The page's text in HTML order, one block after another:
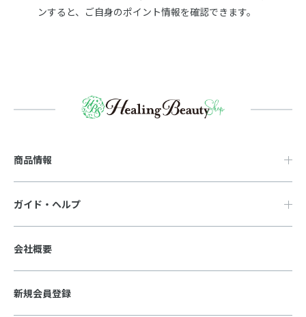
ンすると、ご自身のポイント情報を確認できます。
商品情報
ガイド・ヘルプ
会社概要
新規会員登録